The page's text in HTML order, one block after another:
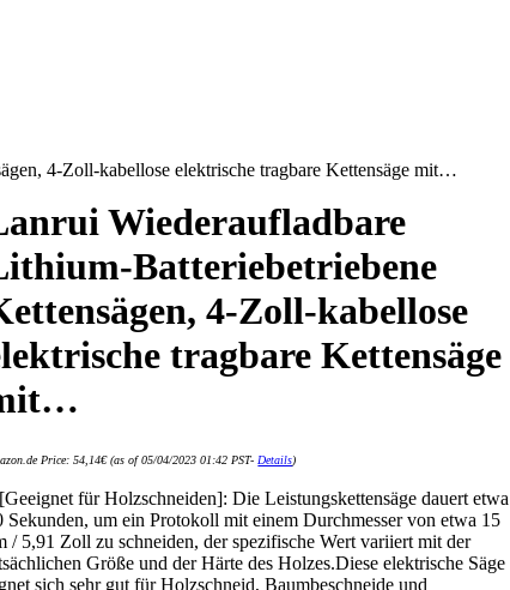
4-Zoll-kabellose elektrische tragbare Kettensäge mit…
Wiederaufladbare
Batteriebetriebene
4-Zoll-kabellose
tragbare Kettensäge
Price:54,14€(as of 05/04/2023 01:42 PST-Details)
für Holzschneiden]: Die Leistungskettensäge dauert etwa
Sekunden, um ein Protokoll mit einem Durchmesser von etwa 15
/ 5,91 Zoll zu schneiden, der spezifische Wert variiert mit der
Größe und der Härte des Holzes.Diese elektrische Säge
sich sehr gut für Holzschneid, Baumbeschneide und